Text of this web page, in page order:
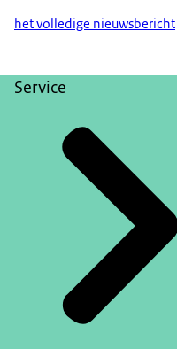
het volledige nieuwsbericht
Service